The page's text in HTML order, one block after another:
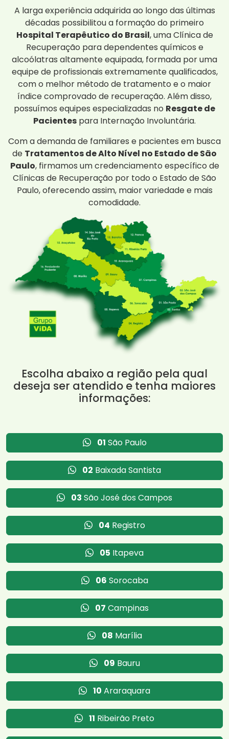
A larga experiência adquirida ao longo das últimas
décadas possibilitou a formação do primeiro
Hospital Terapêutico do Brasil, uma Clínica de
Recuperação para dependentes químicos e
alcoólatras altamente equipada, formada por uma
equipe de profissionais extremamente qualificados,
com o melhor método de tratamento e o maior
índice comprovado de recuperação. Além disso,
possuímos equipes especializadas no Resgate de
Pacientes para Internação Involuntária.
Com a demanda de familiares e pacientes em busca
de Tratamentos de Alto Nível no Estado de São
Paulo, firmamos um credenciamento específico de
Clínicas de Recuperação por todo o Estado de São
Paulo, oferecendo assim, maior variedade e mais
comodidade.
Escolha abaixo a região pela qual
deseja ser atendido e tenha maiores
informações:
01 São Paulo
02 Baixada Santista
03 São José dos Campos
04 Registro
05 Itapeva
06 Sorocaba
07 Campinas
08 Marília
09 Bauru
10 Araraquara
11 Ribeirão Preto